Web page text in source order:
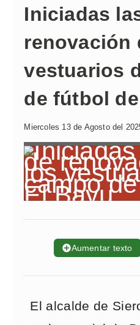
Iniciadas
renovación
vestuarios
de fútbol
Miercoles 13 de Agosto del
➕Aumentar texto
El alcalde de